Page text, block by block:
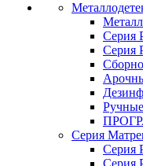
Серия
Серия
Серия
Серия
Серия